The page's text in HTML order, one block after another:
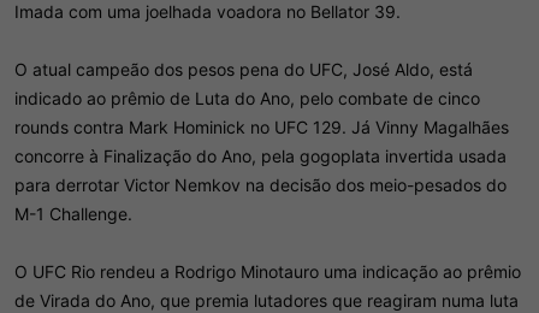
Imada com uma joelhada voadora no Bellator 39.
O atual campeão dos pesos pena do UFC, José Aldo, está
indicado ao prêmio de Luta do Ano, pelo combate de cinco
rounds contra Mark Hominick no UFC 129. Já Vinny Magalhães
concorre à Finalização do Ano, pela gogoplata invertida usada
para derrotar Victor Nemkov na decisão dos meio-pesados do
M-1 Challenge.
O UFC Rio rendeu a Rodrigo Minotauro uma indicação ao prêmio
de Virada do Ano, que premia lutadores que reagiram numa luta